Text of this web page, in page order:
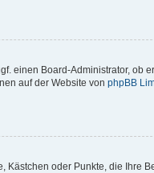
einen Board-Administrator, ob
auf der Website von phpBB
Kästchen oder Punkte, die Ihre